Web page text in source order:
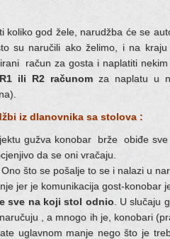
koliko god žele, narudžba će se
su naručili ako želimo, i na
račun za gosta i naplatiti
ili R2 računomza naplatu u
iz dlanovnika sa stolova :
gužva konobar brže obiđe
da se oni vračaju.
što se pošalje to se i nalazi u
jer je komunikacija gost-konobar
sve na koji stol odnio. U slučaju
, a mnogo ih je, konobari
uglavnom manje nego što je